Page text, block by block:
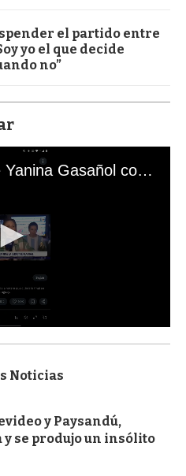
el partido entre
yo el que decide
no”
El mal momento de Yanina Gasañol con un hincha argentino en "Subrayado"
Noticias
y Paysandú,
se produjo un insólito